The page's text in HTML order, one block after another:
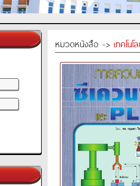
หมวดหนังสือ -> เทคโน